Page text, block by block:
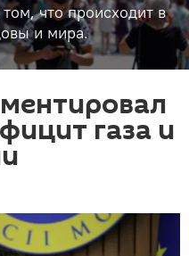
что происходит в
и мира.
газа и